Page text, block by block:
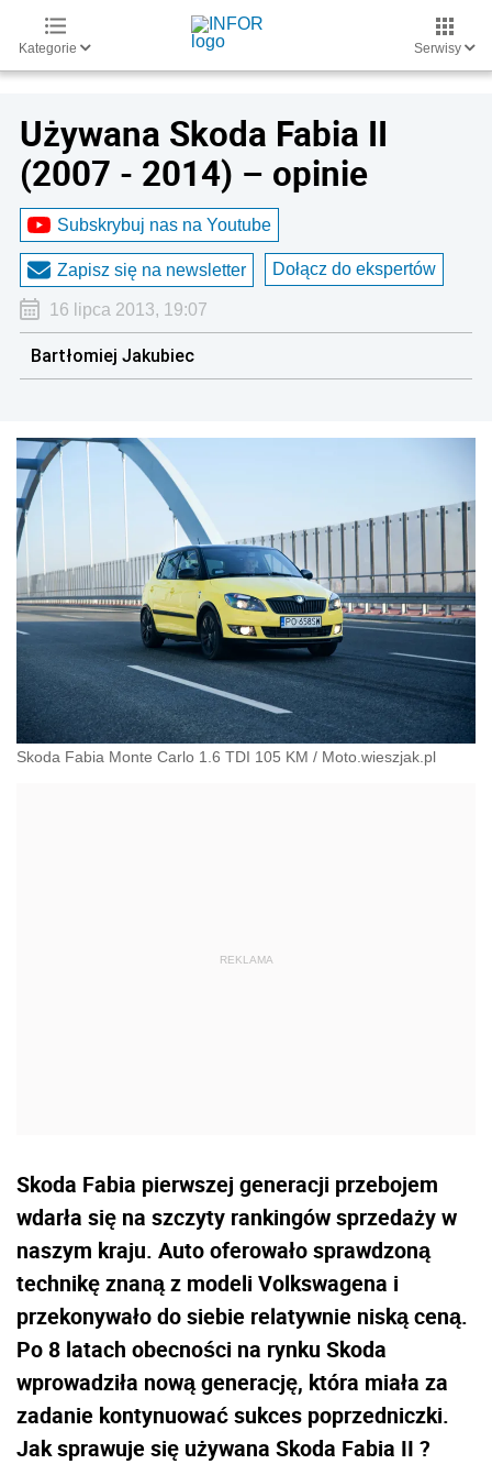
Kategorie Serwisy
Używana Skoda Fabia II
(2007 - 2014) – opinie
Subskrybuj nas na Youtube
Zapisz się na newsletter Dołącz do ekspertów
16 lipca 2013, 19:07
Bartłomiej Jakubiec
Skoda Fabia Monte Carlo 1.6 TDI 105 KM / Moto.wieszjak.pl
Skoda Fabia pierwszej generacji przebojem
wdarła się na szczyty rankingów sprzedaży w
naszym kraju. Auto oferowało sprawdzoną
technikę znaną z modeli Volkswagena i
przekonywało do siebie relatywnie niską ceną.
Po 8 latach obecności na rynku Skoda
wprowadziła nową generację, która miała za
zadanie kontynuować sukces poprzedniczki.
Jak sprawuje się używana Skoda Fabia II ?